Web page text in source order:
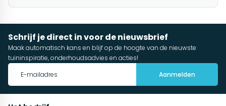
Schrijf je direct in voor de nieuwsbrief
Maak automatisch kans en blijf op de hoogte van de nieuwste
tuininspiratie, onderhoudsadvies en acties!
Aanmelden